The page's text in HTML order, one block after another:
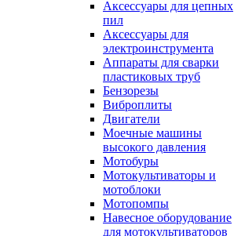
Аксессуары для цепных
пил
Аксессуары для
электроинструмента
Аппараты для сварки
пластиковых труб
Бензорезы
Виброплиты
Двигатели
Моечные машины
высокого давления
Мотобуры
Мотокультиваторы и
мотоблоки
Мотопомпы
Навесное оборудование
для мотокультиваторов